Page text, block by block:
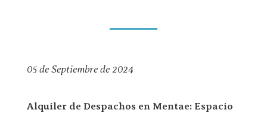
05 de Septiembre de 2024
Alquiler de Despachos en Mentae: Espacio